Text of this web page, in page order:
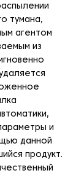
тумана,
агентом
из
и
данной
продукт.